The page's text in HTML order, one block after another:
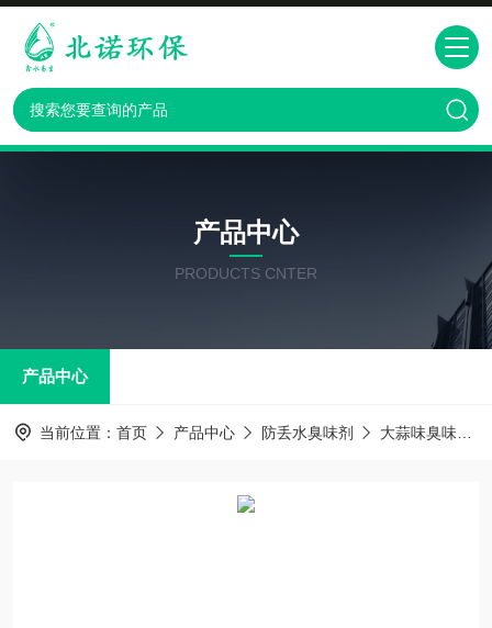
产品中心
PRODUCTS CNTER
产品中心
当前位置： 首页 产品中心 防丢水臭味剂 大蒜味臭味剂